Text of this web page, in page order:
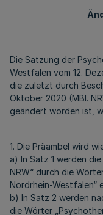
Die Satzung der
Westfalen vom 12.
die zuletzt durch
Oktober 2020 (MBl.
geändert worden ist,
1. Die Präambel wird
a) In Satz 1 werden
NRW“ durch die
Nordrhein-Westfalen“
b) In Satz 2 werden
die Wörter